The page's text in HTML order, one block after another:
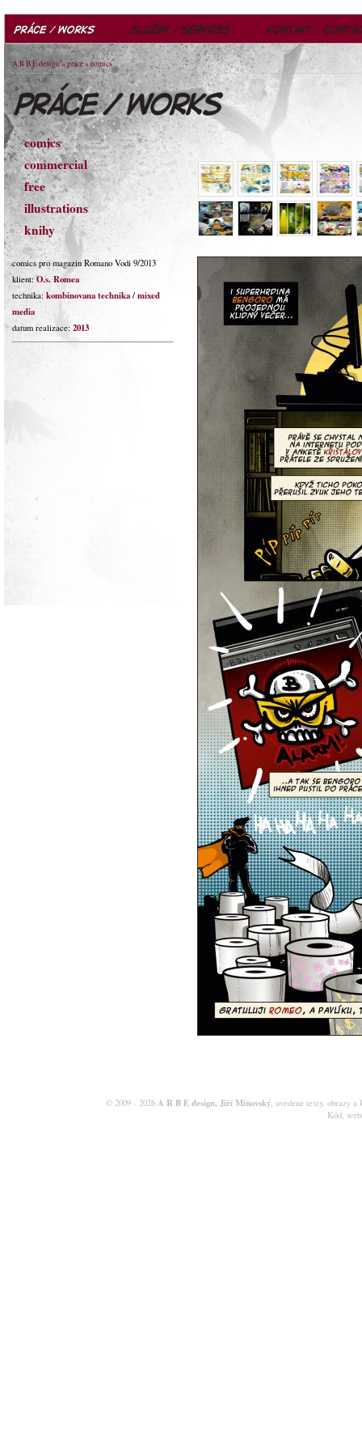
A R B E design» práce» comics
comics
commercial
free
illustrations
knihy
comics pro magazin Romano Vodi 9/2013
klient:O.s. Romea
technika: kombinovana technika / mixed
media
datum realizace: 2013
© 2009 - 2026A R B E design, Jiří Miňovský, uvedené texty, obrazy
Kód,